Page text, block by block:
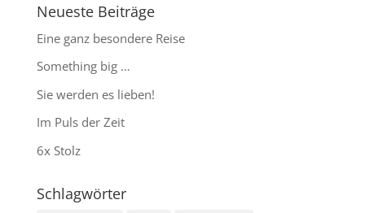
Neueste Beiträge
Eine ganz besondere Reise
Something big …
Sie werden es lieben!
Im Puls der Zeit
6x Stolz
Schlagwörter